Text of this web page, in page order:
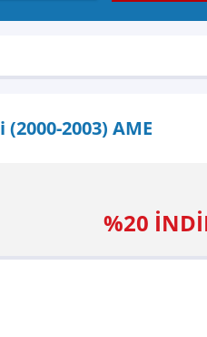
2003) AME
%20